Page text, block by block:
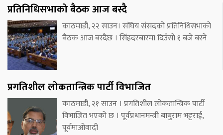
प्रतिनिधिसभाको बैठक आज बस्दै
काठमाडौं, २२ साउन। संघिय संसदको प्रतिनिधिसभाको
बैठक आज बस्दैछ । सिंहदरबारमा दिउँसो १ बजे बस्ने
प्रगतिशील लोकतान्त्रिक पार्टी विभाजित
काठमाडौं, २१ साउन । प्रगतिशील लोकतान्त्रिक पार्टी
विभाजित भएको छ । पूर्वप्रधानमन्त्री बाबुराम भट्टराई,
पूर्वमाओवादी